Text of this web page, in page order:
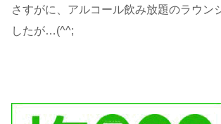
さすがに、アルコール飲み放題のラウン
したが…(^^;